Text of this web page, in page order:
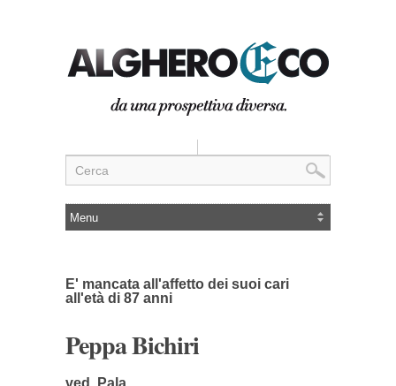
E' mancata all'affetto dei suoi cari
all'età di 87 anni
Peppa Bichiri
ved. Pala